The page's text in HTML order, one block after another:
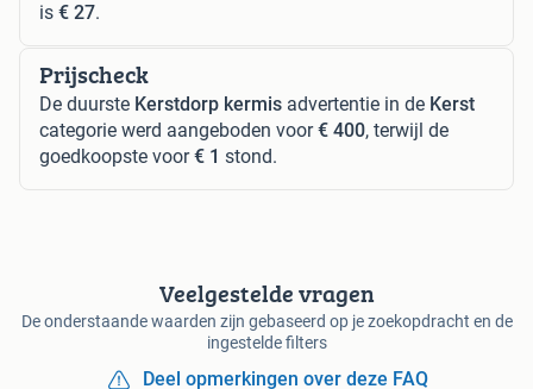
is € 27.
Prijscheck
De duurste Kerstdorp kermis advertentie in de Kerst
categorie werd aangeboden voor€ 400, terwijl de
goedkoopste voor€ 1 stond.
Veelgestelde vragen
De onderstaande waarden zijn gebaseerd op je zoekopdracht en de
ingestelde filters
Deel opmerkingen over deze FAQ